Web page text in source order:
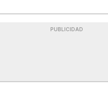
PUBLICIDAD